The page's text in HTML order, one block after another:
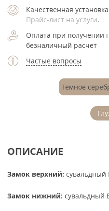
Качественная
Прайс-лист на услуги.
Оплата при получении
безналичный расчет
Частые вопросы
Темное
ОПИСАНИЕ
Замок верхний: сувальдный
Замок нижний: сувальдный